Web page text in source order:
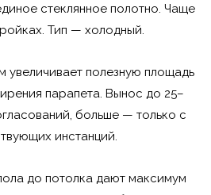
стеклянное полотно. Чаще
Тип — холодный.
увеличивает полезную площадь
парапета. Вынос до 25–
больше — только с
инстанций.
до потолка дают максимум